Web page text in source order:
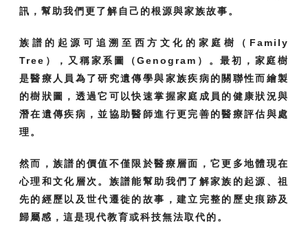
訊，幫助我們更了解自己的根源與家族故事。
族譜的起源可追溯至西方文化的家庭樹（Family
Tree），又稱家系圖（Genogram）。最初，家庭樹
是醫療人員為了研究遺傳學與家族疾病的關聯性而繪製
的樹狀圖，透過它可以快速掌握家庭成員的健康狀況與
潛在遺傳疾病，並協助醫師進行更完善的醫療評估與處
理。
然而，族譜的價值不僅限於醫療層面，它更多地體現在
心理和文化層次。族譜能幫助我們了解家族的起源、祖
先的經歷以及世代遷徙的故事，建立完整的歷史痕跡及
歸屬感，這是現代教育或科技無法取代的。